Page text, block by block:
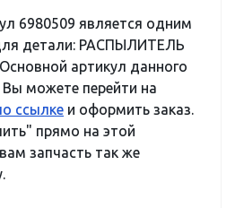
6980509 является одним
детали: РАСПЫЛИТЕЛЬ
артикул данного
Вы можете перейти на
ссылке и оформить заказ.
прямо на этой
запчасть так же